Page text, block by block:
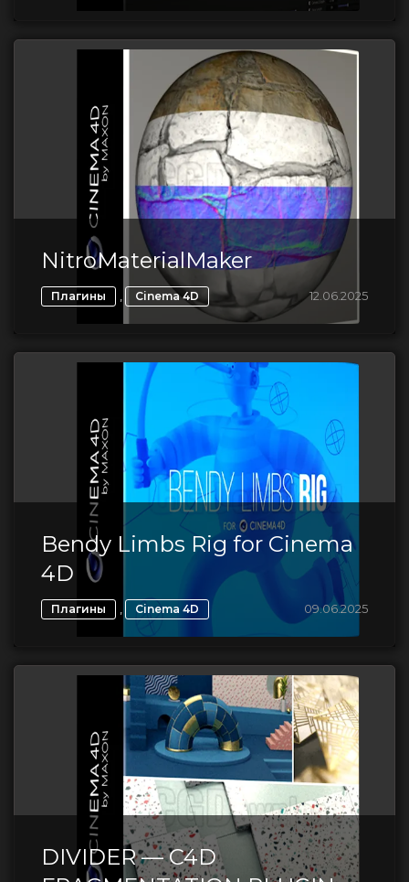
NitroMaterialMaker
Плагины , Cinema 4D 12.06.2025
Bendy Limbs Rig for Cinema
4D
Плагины , Cinema 4D 09.06.2025
DIVIDER — C4D